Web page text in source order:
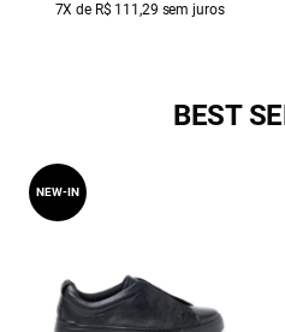
7X de R$ 111,29 sem juros
BEST
NEW-IN